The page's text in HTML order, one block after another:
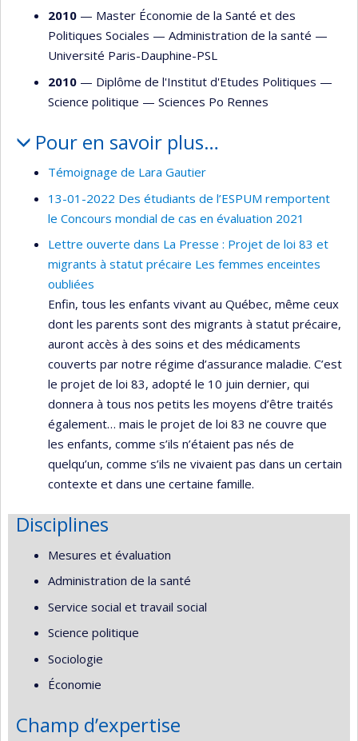
2010 — Master Économie de la Santé et des
Politiques Sociales — Administration de la santé —
Université Paris-Dauphine-PSL
2010 — Diplôme de l'Institut d'Etudes Politiques —
Science politique — Sciences Po Rennes
Pour en savoir plus…
Témoignage de Lara Gautier
13-01-2022 Des étudiants de l’ESPUM remportent
le Concours mondial de cas en évaluation 2021
Lettre ouverte dans La Presse : Projet de loi 83 et
migrants à statut précaire Les femmes enceintes
oubliées
Enfin, tous les enfants vivant au Québec, même ceux
dont les parents sont des migrants à statut précaire,
auront accès à des soins et des médicaments
couverts par notre régime d’assurance maladie. C’est
le projet de loi 83, adopté le 10 juin dernier, qui
donnera à tous nos petits les moyens d’être traités
également… mais le projet de loi 83 ne couvre que
les enfants, comme s’ils n’étaient pas nés de
quelqu’un, comme s’ils ne vivaient pas dans un certain
contexte et dans une certaine famille.
Disciplines
Mesures et évaluation
Administration de la santé
Service social et travail social
Science politique
Sociologie
Économie
Champ d’expertise